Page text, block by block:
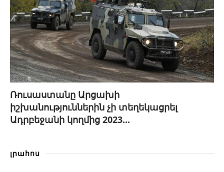
Ռուսաստանը Արցախի
իշխանություններին չի տեղեկացրել
Ադրբեջանի կողմից 2023...
լրահոս